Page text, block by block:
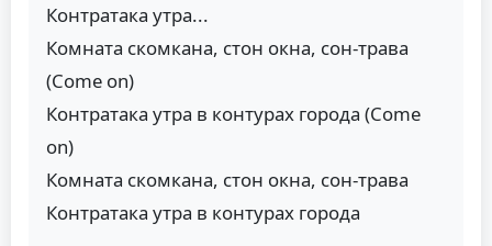
Контратака утра...
Комната скомкана, стон окна, сон-трава
(Come on)
Контратака утра в контурах города (Come
on)
Комната скомкана, стон окна, сон-трава
Контратака утра в контурах города